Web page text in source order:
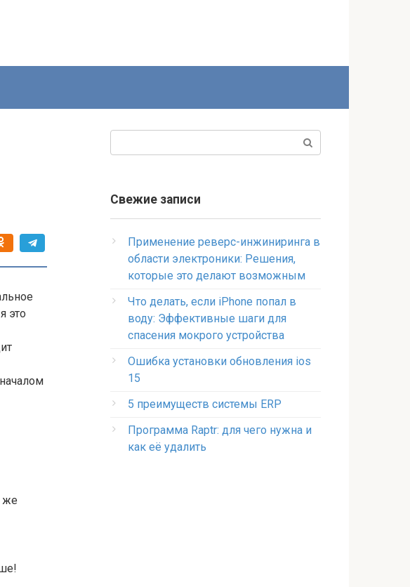
это
же
Свежие записи
Применение реверс-инжиниринга в
области электроники: Решения,
которые это делают возможным
Что делать, если iPhone попал в
воду: Эффективные шаги для
спасения мокрого устройства
Ошибка установки обновления ios
15
5 преимуществ системы ERP
Программа Raptr: для чего нужна и
как её удалить